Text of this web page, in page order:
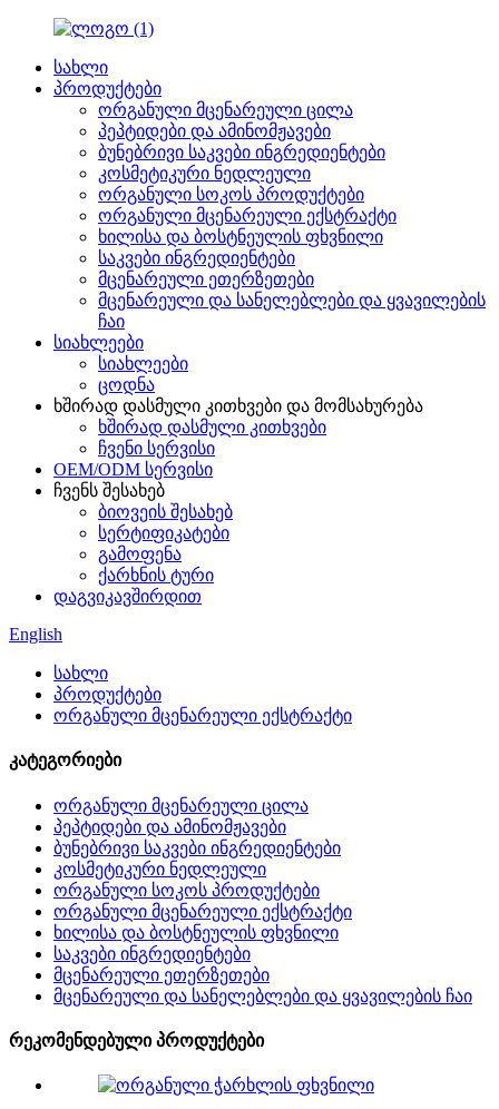
სახლი
პროდუქტები
ორგანული მცენარეული ცილა
პეპტიდები და ამინომჟავები
ბუნებრივი საკვები ინგრედიენტები
კოსმეტიკური ნედლეული
ორგანული სოკოს პროდუქტები
ორგანული მცენარეული ექსტრაქტი
ხილისა და ბოსტნეულის ფხვნილი
საკვები ინგრედიენტები
მცენარეული ეთერზეთები
მცენარეული და სანელებლები და ყვავილების
ჩაი
სიახლეები
სიახლეები
ცოდნა
ხშირად დასმული კითხვები და მომსახურება
ხშირად დასმული კითხვები
ჩვენი სერვისი
OEM/ODM სერვისი
ჩვენს შესახებ
ბიოვეის შესახებ
სერტიფიკატები
გამოფენა
ქარხნის ტური
დაგვიკავშირდით
English
სახლი
პროდუქტები
ორგანული მცენარეული ექსტრაქტი
კატეგორიები
ორგანული მცენარეული ცილა
პეპტიდები და ამინომჟავები
ბუნებრივი საკვები ინგრედიენტები
კოსმეტიკური ნედლეული
ორგანული სოკოს პროდუქტები
ორგანული მცენარეული ექსტრაქტი
ხილისა და ბოსტნეულის ფხვნილი
საკვები ინგრედიენტები
მცენარეული ეთერზეთები
მცენარეული და სანელებლები და ყვავილების ჩაი
რეკომენდებული პროდუქტები